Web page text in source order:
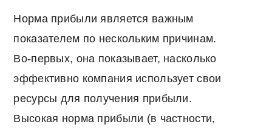
Норма прибыли является важным
показателем по нескольким причинам.
Во-первых, она показывает, насколько
эффективно компания использует свои
ресурсы для получения прибыли.
Высокая норма прибыли (в частности,